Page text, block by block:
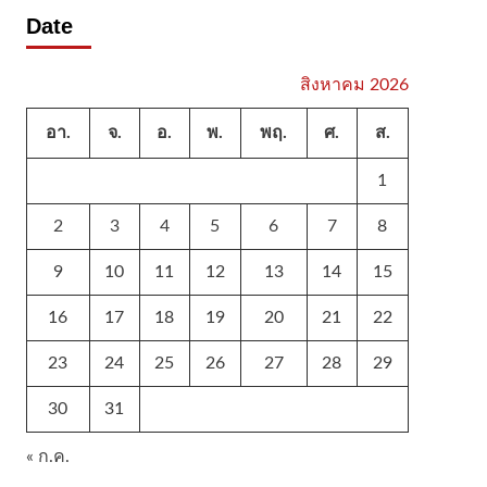
Date
สิงหาคม 2026
อา. จ. อ. พ. พฤ. ศ. ส.
1
2 3 4 5 6 7 8
9 10 11 12 13 14 15
16 17 18 19 20 21 22
23 24 25 26 27 28 29
30 31
« ก.ค.